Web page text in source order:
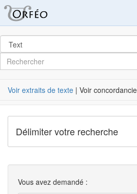
dans
Post
Label
Rechercher
Voir extraits de texte | Voir
Délimiter votre recherche
Recherche
Vous avez demandé :